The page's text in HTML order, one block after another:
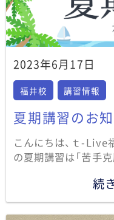
2023年6月17日
福井校 講習情報
夏期講習のお
こんにちは、ｔ-Live
の夏期講習は「苦手
続